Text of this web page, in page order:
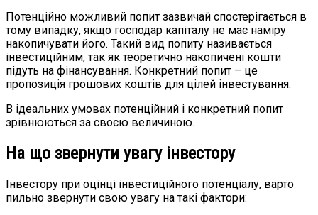
Потенційно можливий попит зазвичай спостерігається в
тому випадку, якщо господар капіталу не має наміру
накопичувати його. Такий вид попиту називається
інвестиційним, так як теоретично накопичені кошти
підуть на фінансування. Конкретний попит – це
пропозиція грошових коштів для цілей інвестування.
В ідеальних умовах потенційний і конкретний попит
зрівнюються за своєю величиною.
На що звернути увагу інвестору
Інвестору при оцінці інвестиційного потенціалу, варто
пильно звернути свою увагу на такі фактори: